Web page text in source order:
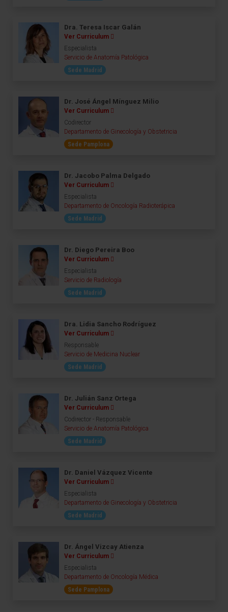
Dra. Teresa Iscar Galán
Ver Curriculum
Especialista
Servicio de Anatomía Patológica
Sede Madrid
Dr. José Ángel Mínguez Milio
Ver Curriculum
Codirector
Departamento de Ginecología y Obstetricia
Sede Pamplona
Dr. Jacobo Palma Delgado
Ver Curriculum
Especialista
Departamento de Oncología Radioterápica
Sede Madrid
Dr. Diego Pereira Boo
Ver Curriculum
Especialista
Servicio de Radiología
Sede Madrid
Dra. Lidia Sancho Rodríguez
Ver Curriculum
Responsable
Servicio de Medicina Nuclear
Sede Madrid
Dr. Julián Sanz Ortega
Ver Curriculum
Codirector - Responsable
Servicio de Anatomía Patológica
Sede Madrid
Dr. Daniel Vázquez Vicente
Ver Curriculum
Especialista
Departamento de Ginecología y Obstetricia
Sede Madrid
Dr. Ángel Vizcay Atienza
Ver Curriculum
Especialista
Departamento de Oncología Médica
Sede Pamplona